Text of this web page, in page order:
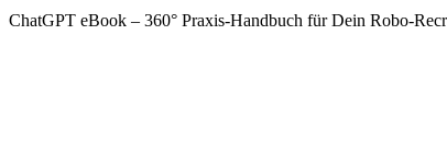
ChatGPT eBook – 360° Praxis-Handbuch für Dein Robo-